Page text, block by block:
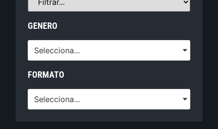
GENERO
Selecciona...
FORMATO
Selecciona...